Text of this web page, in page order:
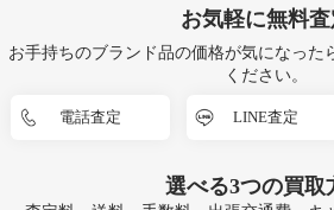
お気軽に無料査
お手持ちのブランド品の価格が気になった
ください。
電話査定 LINE査定
選べる3つの買取